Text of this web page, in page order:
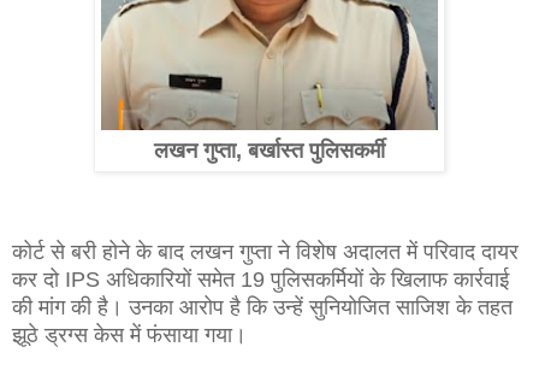
लखन गुप्ता, बर्खास्त पुलिसकर्मी
कोर्ट से बरी होने के बाद लखन गुप्ता ने विशेष अदालत में परिवाद दायर
कर दो IPS अधिकारियों समेत 19 पुलिसकर्मियों के खिलाफ कार्रवाई
की मांग की है। उनका आरोप है कि उन्हें सुनियोजित साजिश के तहत
झूठे ड्रग्स केस में फंसाया गया।